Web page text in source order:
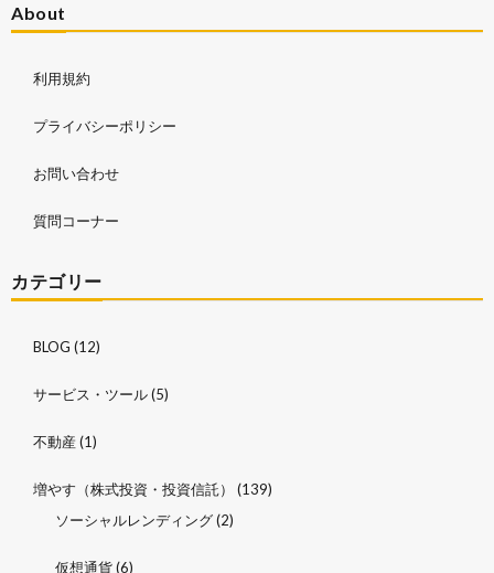
About
利用規約
プライバシーポリシー
お問い合わせ
質問コーナー
カテゴリー
BLOG (12)
サービス・ツール(5)
不動産(1)
増やす（株式投資・投資信託）
(139)
ソーシャルレンディング(2)
仮想通貨(6)